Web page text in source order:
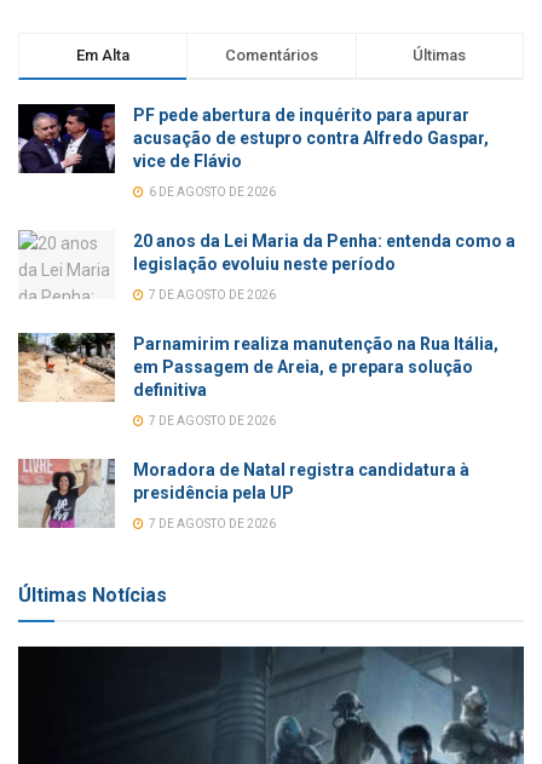
Em Alta Comentários Últimas
PF pede abertura de inquérito para apurar
acusação de estupro contra Alfredo Gaspar,
vice de Flávio
6 DE AGOSTO DE 2026
20 anos da Lei Maria da Penha: entenda como a
legislação evoluiu neste período
7 DE AGOSTO DE 2026
Parnamirim realiza manutenção na Rua Itália,
em Passagem de Areia, e prepara solução
definitiva
7 DE AGOSTO DE 2026
Moradora de Natal registra candidatura à
presidência pela UP
7 DE AGOSTO DE 2026
Últimas Notícias